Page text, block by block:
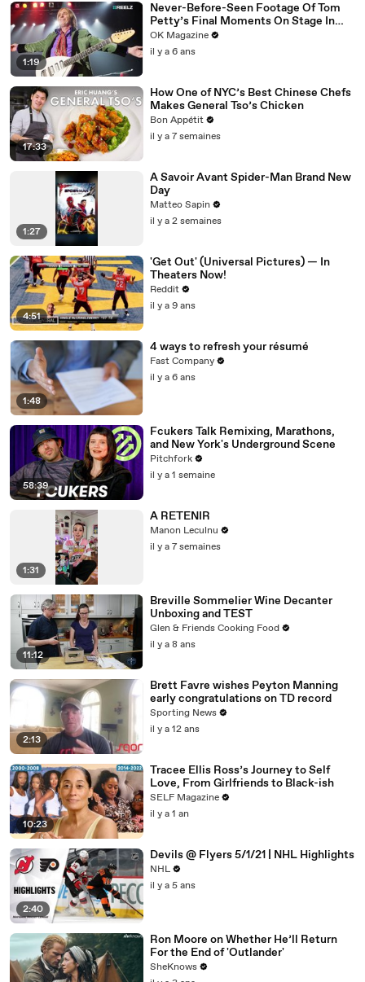
1:19
Never-Before-Seen Footage Of Tom
Petty’s Final Moments On Stage In
New REELZ Doc: Watch
OK Magazine
il y a 6 ans
17:33
How One of NYC’s Best Chinese Chefs
Makes General Tso’s Chicken
Bon Appétit
il y a 7 semaines
1:27
A Savoir Avant Spider-Man Brand New
Day
Matteo Sapin
il y a 2 semaines
4:51
'Get Out' (Universal Pictures) — In
Theaters Now!
Reddit
il y a 9 ans
1:48
4 ways to refresh your résumé
Fast Company
il y a 6 ans
58:39
Fcukers Talk Remixing, Marathons,
and New York's Underground Scene
Pitchfork
il y a 1 semaine
1:31
A RETENIR
Manon Leculnu
il y a 7 semaines
11:12
Breville Sommelier Wine Decanter
Unboxing and TEST
Glen & Friends Cooking Food
il y a 8 ans
2:13
Brett Favre wishes Peyton Manning
early congratulations on TD record
Sporting News
il y a 12 ans
10:23
Tracee Ellis Ross’s Journey to Self
Love, From Girlfriends to Black-ish
SELF Magazine
il y a 1 an
2:40
Devils @ Flyers 5/1/21 | NHL Highlights
NHL
il y a 5 ans
Ron Moore on Whether He’ll Return
For the End of 'Outlander'
SheKnows